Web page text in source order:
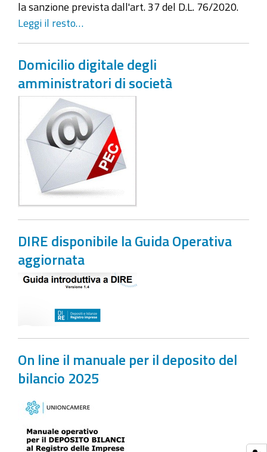
la sanzione prevista dall'art. 37 del D.L. 76/2020.
Leggi il resto…
Domicilio digitale degli
amministratori di società
DIRE disponibile la Guida Operativa
aggiornata
On line il manuale per il deposito del
bilancio 2025